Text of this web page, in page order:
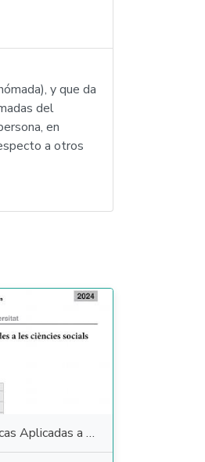
y que da
del
en
a otros
a las Ciencias Sociales